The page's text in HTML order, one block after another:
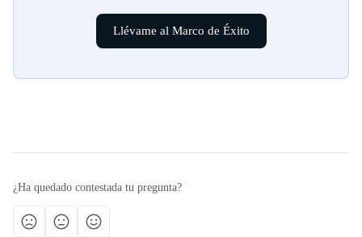
Llévame al Marco de Éxito
¿Ha quedado contestada tu pregunta?